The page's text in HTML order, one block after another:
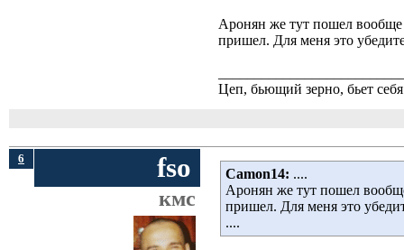
Аронян же тут пошел вообще
пришел. Для меня это
Цеп, бьющий зерно, бьет
6 fso
кмс
Camon14: ....
Аронян же тут пошел
пришел. Для меня это
....